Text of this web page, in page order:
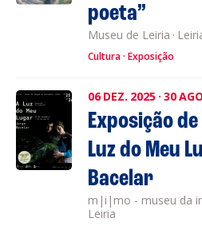
poeta”
Museu de Leiria ·
Cultura Exposição
06 DEZ. 2025 · 30
Exposição
Luz do Meu
Bacelar
m|i|mo - museu da
Leiria